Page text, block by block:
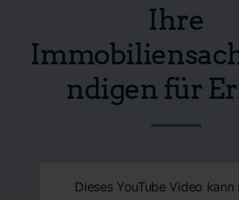
Dieses YouTube Video kann
Ihre
ndigen für